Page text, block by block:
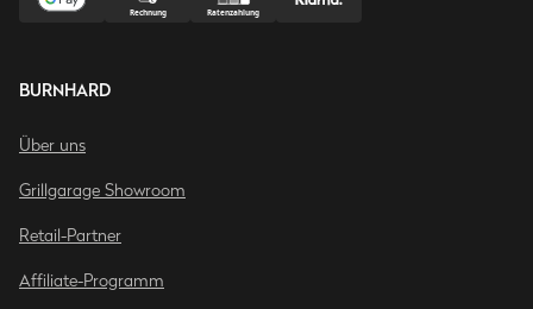
BURNHARD
Über uns
Grillgarage Showroom
Retail-Partner
Affiliate-Programm